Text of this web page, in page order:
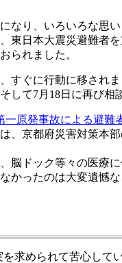
なり、いろいろな思
日本大震災避難者を
られました。
すぐに行動に移され
て7月18日に再び相
一原発事故による避難
、京都府災害対策本
脳ドック等々の医療
かったのは大変遺憾
求められて苦心して